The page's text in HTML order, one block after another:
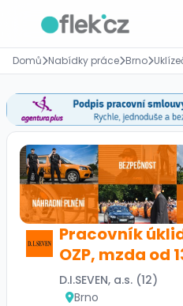
Domů Nabídky práce Brno
Pracovník
OZP, mzda od
D.I.SEVEN, a.s. (12)
Brno